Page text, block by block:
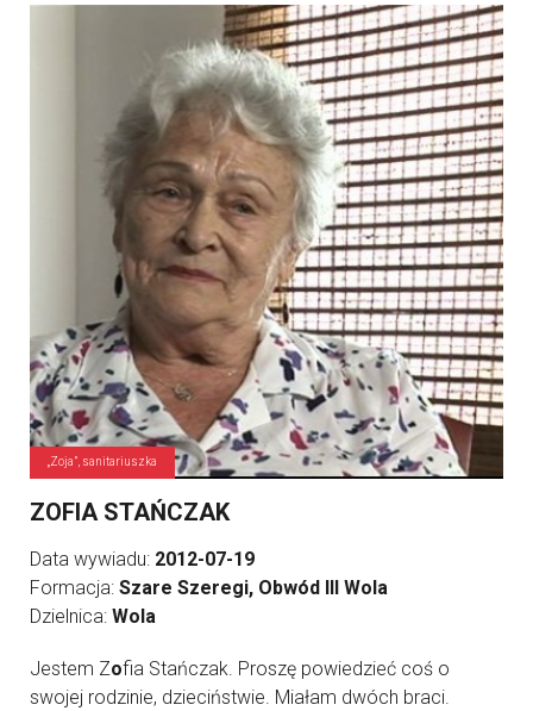
„Zoja”, sanitariuszka
ZOFIA STAŃCZAK
Data wywiadu: 2012-07-19
Formacja: Szare Szeregi, Obwód III Wola
Dzielnica: Wola
Jestem Zofia Stańczak. Proszę powiedzieć coś o
swojej rodzinie, dzieciństwie. Miałam dwóch braci.